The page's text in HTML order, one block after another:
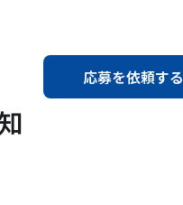
応募を依頼する